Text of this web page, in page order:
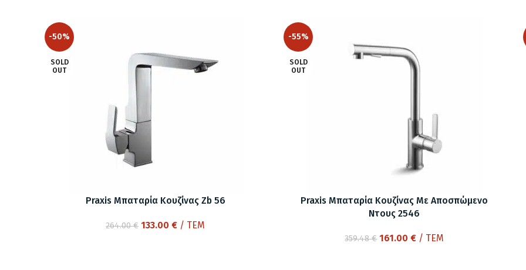
-50%
SOLD
OUT
Praxis Μπαταρία Κουζίνας Zb 56
264.00€ Original
133.00€Η/ ΤΕΜ
-55%
SOLD
OUT
Praxis Μπαταρία Κουζίνας Με Αποσπώμενο
Ντους 2546
359.48€ Original
161.00€Η/ ΤΕΜ